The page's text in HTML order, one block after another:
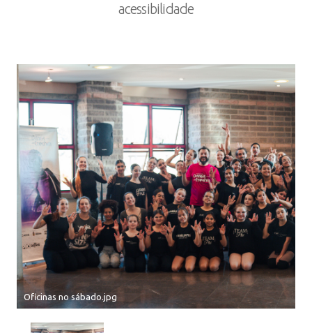
acessibilidade
Oficinas no sábado.jpg